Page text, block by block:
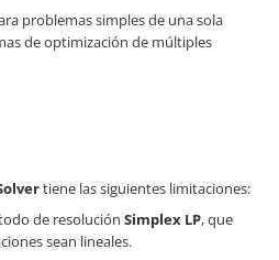
problemas simples de una sola
de optimización de múltiples
tiene las siguientes limitaciones:
de resolución Simplex LP, que
sean lineales.